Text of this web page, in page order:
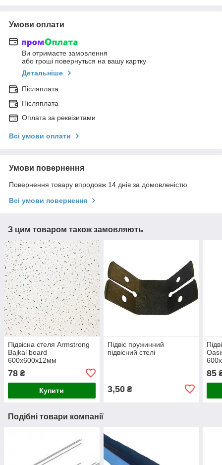
Умови оплати
Ви отримаєте замовлення
або гроші повернуться на вашу картку
Детальніше
Післяплата
Післяплата
Оплата за реквізитами
Всі умови оплати
Умови повернення
Повернення товару впродовж 14 днів за домовленістю
Всі умови повернення
З цим товаром також замовляють
Підвісна стеля Armstrong
Bajkal board
600х600х12мм
78 ₴
Купити
Підвіс пружинний
підвісний стелі
3,50₴
85
Подібні товари компанії